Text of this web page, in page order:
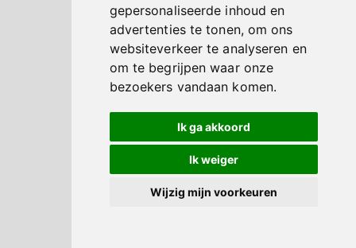
gepersonaliseerde inhoud en
advertenties te tonen, om ons
websiteverkeer te analyseren en
om te begrijpen waar onze
bezoekers vandaan komen.
Ik ga akkoord
Ik weiger
Wijzig mijn voorkeuren